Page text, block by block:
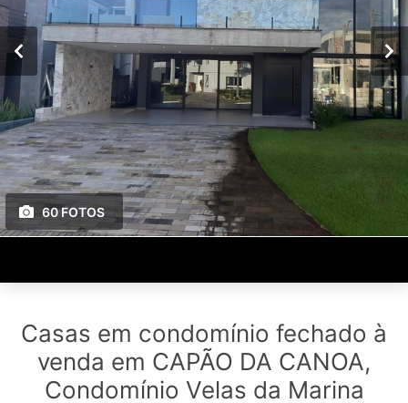
60 FOTOS
Casas em condomínio fechado à
venda em CAPÃO DA CANOA,
Condomínio Velas da Marina